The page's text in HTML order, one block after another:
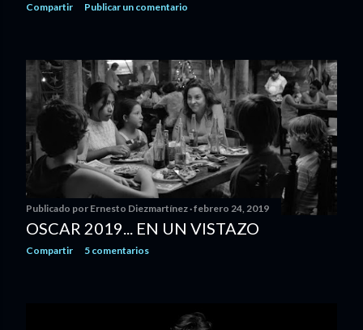
Compartir Publicar un comentario
Publicado por Ernesto Diezmartínez febrero 24, 2019
OSCAR 2019... EN UN VISTAZO
Compartir 5 comentarios